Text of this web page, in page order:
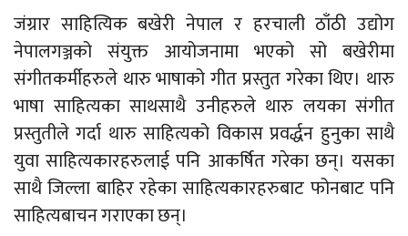
जंग्रार साहित्यिक बखेरी नेपाल र हरचाली ठाँठी उद्योग
नेपालगञ्जको संयुक्त आयोजनामा भएको सो बखेरीमा
संगीतकर्मीहरुले थारु भाषाको गीत प्रस्तुत गरेका थिए। थारु
भाषा साहित्यका साथसाथै उनीहरुले थारु लयका संगीत
प्रस्तुतीले गर्दा थारु साहित्यको विकास प्रवर्द्धन हुनुका साथै
युवा साहित्यकारहरुलाई पनि आकर्षित गरेका छन्। यसका
साथै जिल्ला बाहिर रहेका साहित्यकारहरुबाट फोनबाट पनि
साहित्यबाचन गराएका छन्।